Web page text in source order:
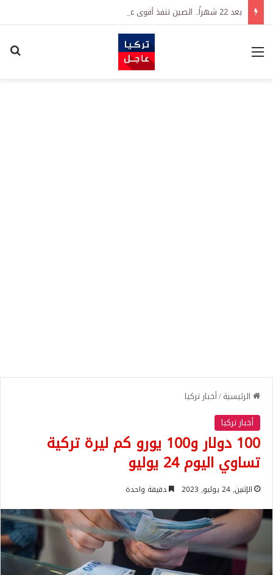
القائمة
الرئيسية/أخبار تركيا
أخبار تركيا
100 دولار و100 يورو كم ليرة تركية
تساوي اليوم 24 يوليو
الإثنين, 24 يوليو, 2023 دقيقة واحدة